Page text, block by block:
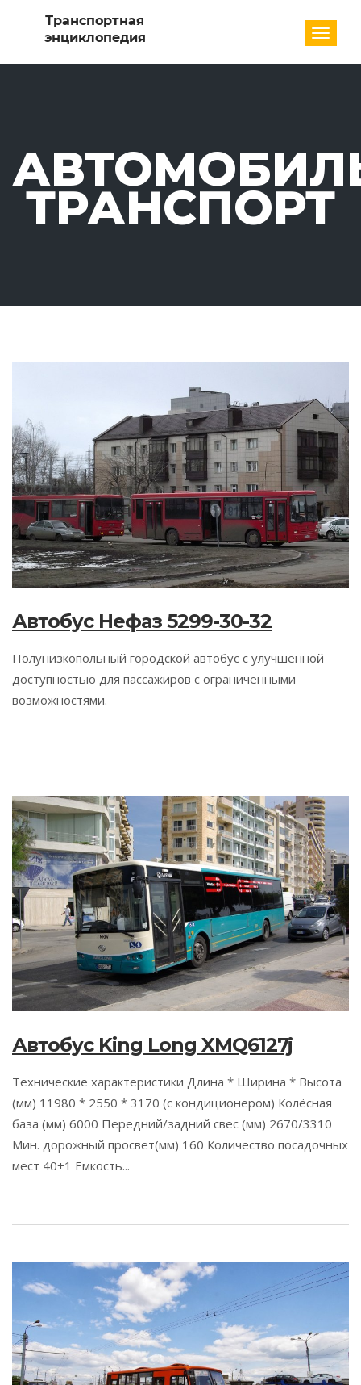
ТРАНСПОРТ
Автобус Нефаз 5299-30-32
Полунизкопольный городской автобус с улучшенной
доступностью для пассажиров с ограниченными
возможностями.
Автобус King Long XMQ6127j
Технические характеристики Длина * Ширина * Высота
(мм) 11980 * 2550 * 3170 (с кондиционером) Колёсная
база (мм) 6000 Передний/задний свес (мм) 2670/3310
Мин. дорожный просвет(мм) 160 Количество посадочных
мест 40+1 Емкость...